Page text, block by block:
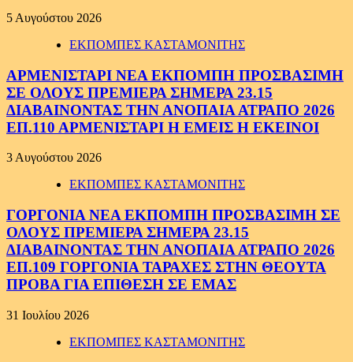
5 Αυγούστου 2026
ΕΚΠΟΜΠΕΣ ΚΑΣΤΑΜΟΝΙΤΗΣ
ΑΡΜΕΝΙΣΤΑΡΙ ΝΕΑ ΕΚΠΟΜΠΗ ΠΡΟΣΒΑΣΙΜΗ
ΣΕ ΟΛΟΥΣ ΠΡΕΜΙΕΡΑ ΣΗΜΕΡΑ 23.15
ΔΙΑΒΑΙΝΟΝΤΑΣ ΤΗΝ ΑΝΟΠΑΙΑ ΑΤΡΑΠΟ 2026
ΕΠ.110 ΑΡΜΕΝΙΣΤΑΡΙ Η ΕΜΕΙΣ Η ΕΚΕΙΝΟΙ
3 Αυγούστου 2026
ΕΚΠΟΜΠΕΣ ΚΑΣΤΑΜΟΝΙΤΗΣ
ΓΟΡΓΟΝΙΑ ΝΕΑ ΕΚΠΟΜΠΗ ΠΡΟΣΒΑΣΙΜΗ ΣΕ
ΟΛΟΥΣ ΠΡΕΜΙΕΡΑ ΣΗΜΕΡΑ 23.15
ΔΙΑΒΑΙΝΟΝΤΑΣ ΤΗΝ ΑΝΟΠΑΙΑ ΑΤΡΑΠΟ 2026
ΕΠ.109 ΓΟΡΓΟΝΙΑ ΤΑΡΑΧΕΣ ΣΤΗΝ ΘΕΟΥΤΑ
ΠΡΟΒΑ ΓΙΑ ΕΠΙΘΕΣΗ ΣΕ ΕΜΑΣ
31 Ιουλίου 2026
ΕΚΠΟΜΠΕΣ ΚΑΣΤΑΜΟΝΙΤΗΣ